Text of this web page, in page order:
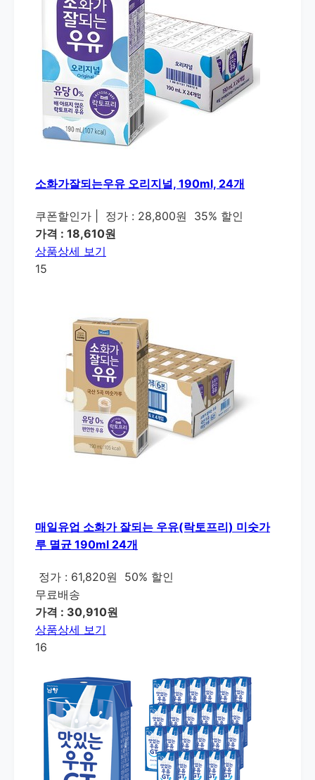
소화가잘되는우유 오리지널, 190ml, 24개
쿠폰할인가 정가 : 28,800원
35% 할인
가격 : 18,610원
상품상세 보기
15
매일유업 소화가 잘되는 우유(락토프리) 미숫가
루 멸균 190ml 24개
정가 : 61,820원
50% 할인
무료배송
가격 : 30,910원
상품상세 보기
16